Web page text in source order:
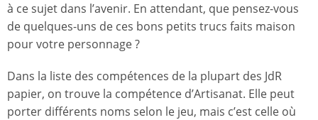
à ce sujet dans l’avenir. En attendant, que pensez-vous
de quelques-uns de ces bons petits trucs faits maison
pour votre personnage ?
Dans la liste des compétences de la plupart des JdR
papier, on trouve la compétence d’Artisanat. Elle peut
porter différents noms selon le jeu, mais c’est celle où